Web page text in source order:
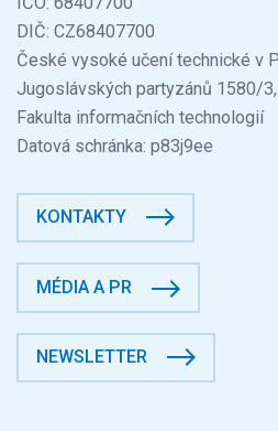
DIČ: CZ68407700
České vysoké učení technické v
Jugoslávských partyzánů 1580/
Fakulta informačních technologií
Datová schránka: p83j9ee
KONTAKTY
MÉDIA A PR
NEWSLETTER